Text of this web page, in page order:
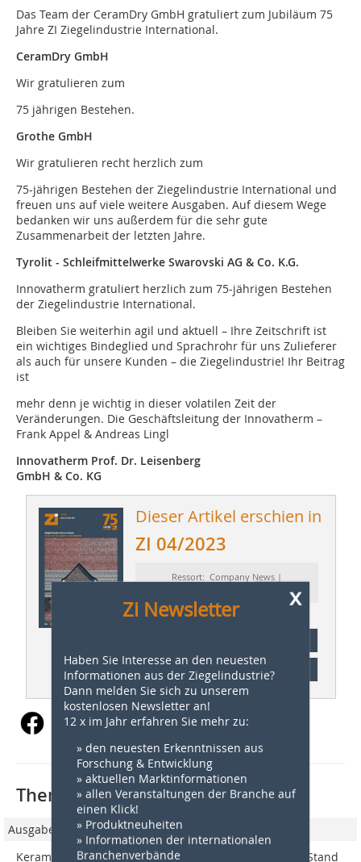
Das Team der CeramDry GmbH gratuliert zum Jubiläum 75
Jahre ZI Ziegelindustrie International.
CeramDry GmbH
Wir gratulieren zum
75 jährigen Bestehen.
Grothe GmbH
Wir gratulieren recht herzlich zum
75-jährigen Bestehen der Ziegelindustrie International und
freuen uns auf viele weitere Ausgaben. Auf diesem Wege
bedanken wir uns außerdem für die sehr gute
Zusammenarbeit der letzten Jahre.
Tyrolit - Schleifmittelwerke Swarovski AG & Co. K.G.
Innovatherm gratuliert herzlich zum 75-jährigen Bestehen
der Ziegelindustrie International.
Bleiben Sie weiterhin agil und aktuell – Ihre Zeitschrift ist
ein wichtiges Bindeglied und Sprachrohr für uns Zulieferer
als auch für unsere Kunden – die Ziegelindustrie! Ihr Beitrag
ist
mehr denn je wichtig in dieser volatilen Zeit der
Veränderungen. Die Geschäftsleitung der Innovatherm –
Frank Appel & Andreas Lingl
Innovatherm Prof. Dr. Leisenberg
GmbH & Co. KG
Dieser Artikel erschien in
ZI 04/2023
Ressort: Company News |
Inhaltsverzeichnis
x
Zi Newsletter
Haben Sie Interesse an den neuesten
Informationen aus der Ziegelindustrie?
Dann melden Sie sich zu unserem
kostenlosen Newsletter an!
12 x im Jahr erfahren Sie mehr zu:
» den neuesten Erkenntnissen aus
Forschung & Entwicklung
» aktuellen Marktinformationen
» allen Veranstaltungen der Branche auf
einen Klick!
» Produktneuheiten
» Informationen der internationalen
Branchenverbände
Thematisch passende Artikel:
Ausgabe 02/2024
Keramischer OFENBAU GmbH  Hall / Halle A5, Booth / Stand